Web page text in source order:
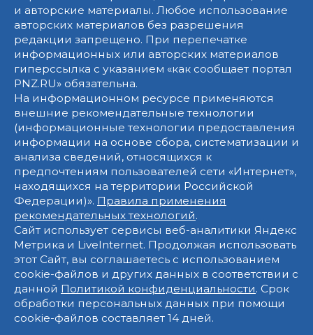
и авторские материалы. Любое использование
авторских материалов без разрешения
редакции запрещено. При перепечатке
информационных или авторских материалов
гиперссылка с указанием «как сообщает портал
PNZ.RU» обязательна.
На информационном ресурсе применяются
внешние рекомендательные технологии
(информационные технологии предоставления
информации на основе сбора, систематизации и
анализа сведений, относящихся к
предпочтениям пользователей сети «Интернет»,
находящихся на территории Российской
Федерации)». Правила применения
рекомендательных технологий.
Сайт использует сервисы веб-аналитики Яндекс
Метрика и LiveInternet. Продолжая использовать
этот Сайт, вы соглашаетесь с использованием
cookie-файлов и других данных в соответствии с
данной Политикой конфиденциальности. Срок
обработки персональных данных при помощи
cookie-файлов составляет 14 дней.